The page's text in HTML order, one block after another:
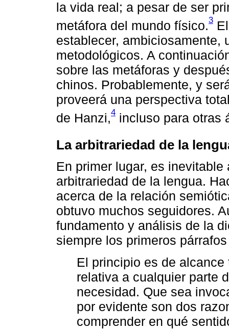
la vida real; a pesar de ser
metáfora del mundo físico.3
establecer, ambiciosamente,
metodológicos. A
sobre las metáforas y
chinos. Probablemente, y
proveerá una perspectiva
de Hanzi,4 incluso para otras
La arbitrariedad de la
En primer lugar, es
arbitrariedad de la lengua.
acerca de la relación
obtuvo muchos seguidores.
fundamento y análisis de la
siempre los primeros
El principio es de
relativa a cualquier parte
necesidad. Que sea
por evidente son dos
comprender en qué